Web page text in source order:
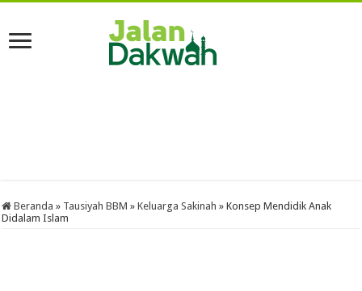
Beranda » Tausiyah BBM » Keluarga Sakinah » Konsep Mendidik Anak
Didalam Islam